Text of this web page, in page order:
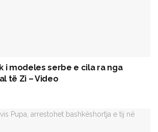
i modeles serbe e cila ra nga
të Zi – Video